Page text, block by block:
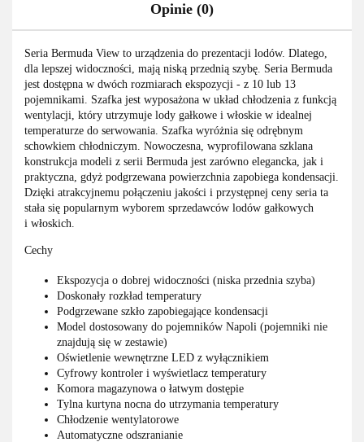
Opinie (0)
Seria Bermuda View to urządzenia do prezentacji lodów. Dlatego,
dla lepszej widoczności, mają niską przednią szybę. Seria Bermuda
jest dostępna w dwóch rozmiarach ekspozycji - z 10 lub 13
pojemnikami. Szafka jest wyposażona w układ chłodzenia z funkcją
wentylacji, który utrzymuje lody gałkowe i włoskie w idealnej
temperaturze do serwowania. Szafka wyróżnia się odrębnym
schowkiem chłodniczym. Nowoczesna, wyprofilowana szklana
konstrukcja modeli z serii Bermuda jest zarówno elegancka, jak i
praktyczna, gdyż podgrzewana powierzchnia zapobiega kondensacji.
Dzięki atrakcyjnemu połączeniu jakości i przystępnej ceny seria ta
stała się popularnym wyborem sprzedawców lodów gałkowych
i włoskich.
Cechy
Ekspozycja o dobrej widoczności (niska przednia szyba)
Doskonały rozkład temperatury
Podgrzewane szkło zapobiegające kondensacji
Model dostosowany do pojemników Napoli (pojemniki nie
znajdują się w zestawie)
Oświetlenie wewnętrzne LED z wyłącznikiem
Cyfrowy kontroler i wyświetlacz temperatury
Komora magazynowa o łatwym dostępie
Tylna kurtyna nocna do utrzymania temperatury
Chłodzenie wentylatorowe
Automatyczne odszranianie